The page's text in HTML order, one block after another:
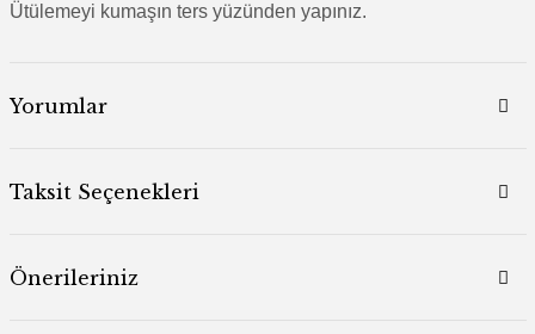
Ütülemeyi kumaşın ters yüzünden yapınız.
Yorumlar
Taksit Seçenekleri
Önerileriniz